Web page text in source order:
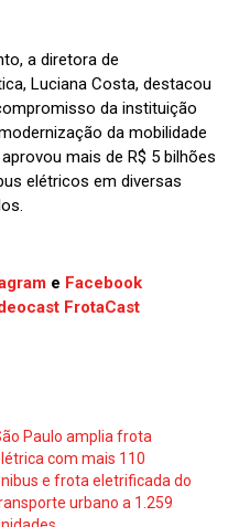
a diretora de
Luciana Costa, destacou
da instituição
da mobilidade
mais de R$ 5 bilhões
elétricos em diversas
e Facebook
FrotaCast
Paulo amplia frota
com mais 110
e frota eletrificada do
urbano a 1.259